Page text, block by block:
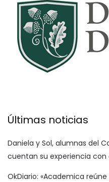
Últimas noticias
Daniela y Sol, alumnas del
cuentan su experiencia con
OkDiario: «Academica